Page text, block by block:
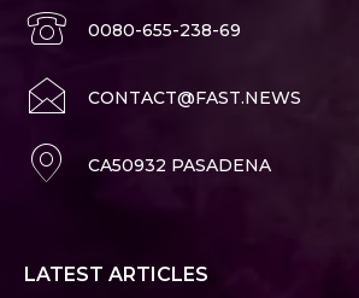
0080-655-238-69
CONTACT@FAST.NEWS
CA50932 PASADENA
LATEST ARTICLES